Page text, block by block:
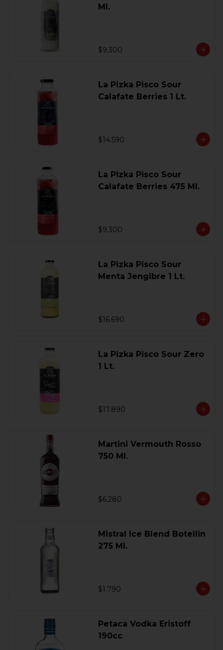
Ml.
$9.300
La Pizka Pisco Sour
Calafate Berries 1 Lt.
$14.590
La Pizka Pisco Sour
Calafate Berries 475 Ml.
$9.300
La Pizka Pisco Sour
Menta Jengibre 1 Lt.
$16.690
La Pizka Pisco Sour Zero
1 Lt.
$17.890
Martini Vermouth Rosso
750 Ml.
$6.280
Mistral Ice Blend Botellin
275 Ml.
$1.790
Petaca Vodka Eristoff
190cc